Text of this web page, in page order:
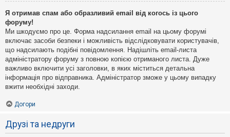
Я отримав спам або образливий email від когось із цього
форуму!
Ми шкодуємо про це. Форма надсилання email на цьому форумі
включає засоби безпеки і можливість відслідковувати користувачів,
що надсилають подібні повідомлення. Надішліть email-листа
адміністратору форуму з повною копією отриманого листа. Дуже
важливо включити усі заголовки, в яких міститься детальна
інформація про відправника. Адміністратор зможе у цьому випадку
вжити необхідні заходи.
Догори
Друзі та недруги